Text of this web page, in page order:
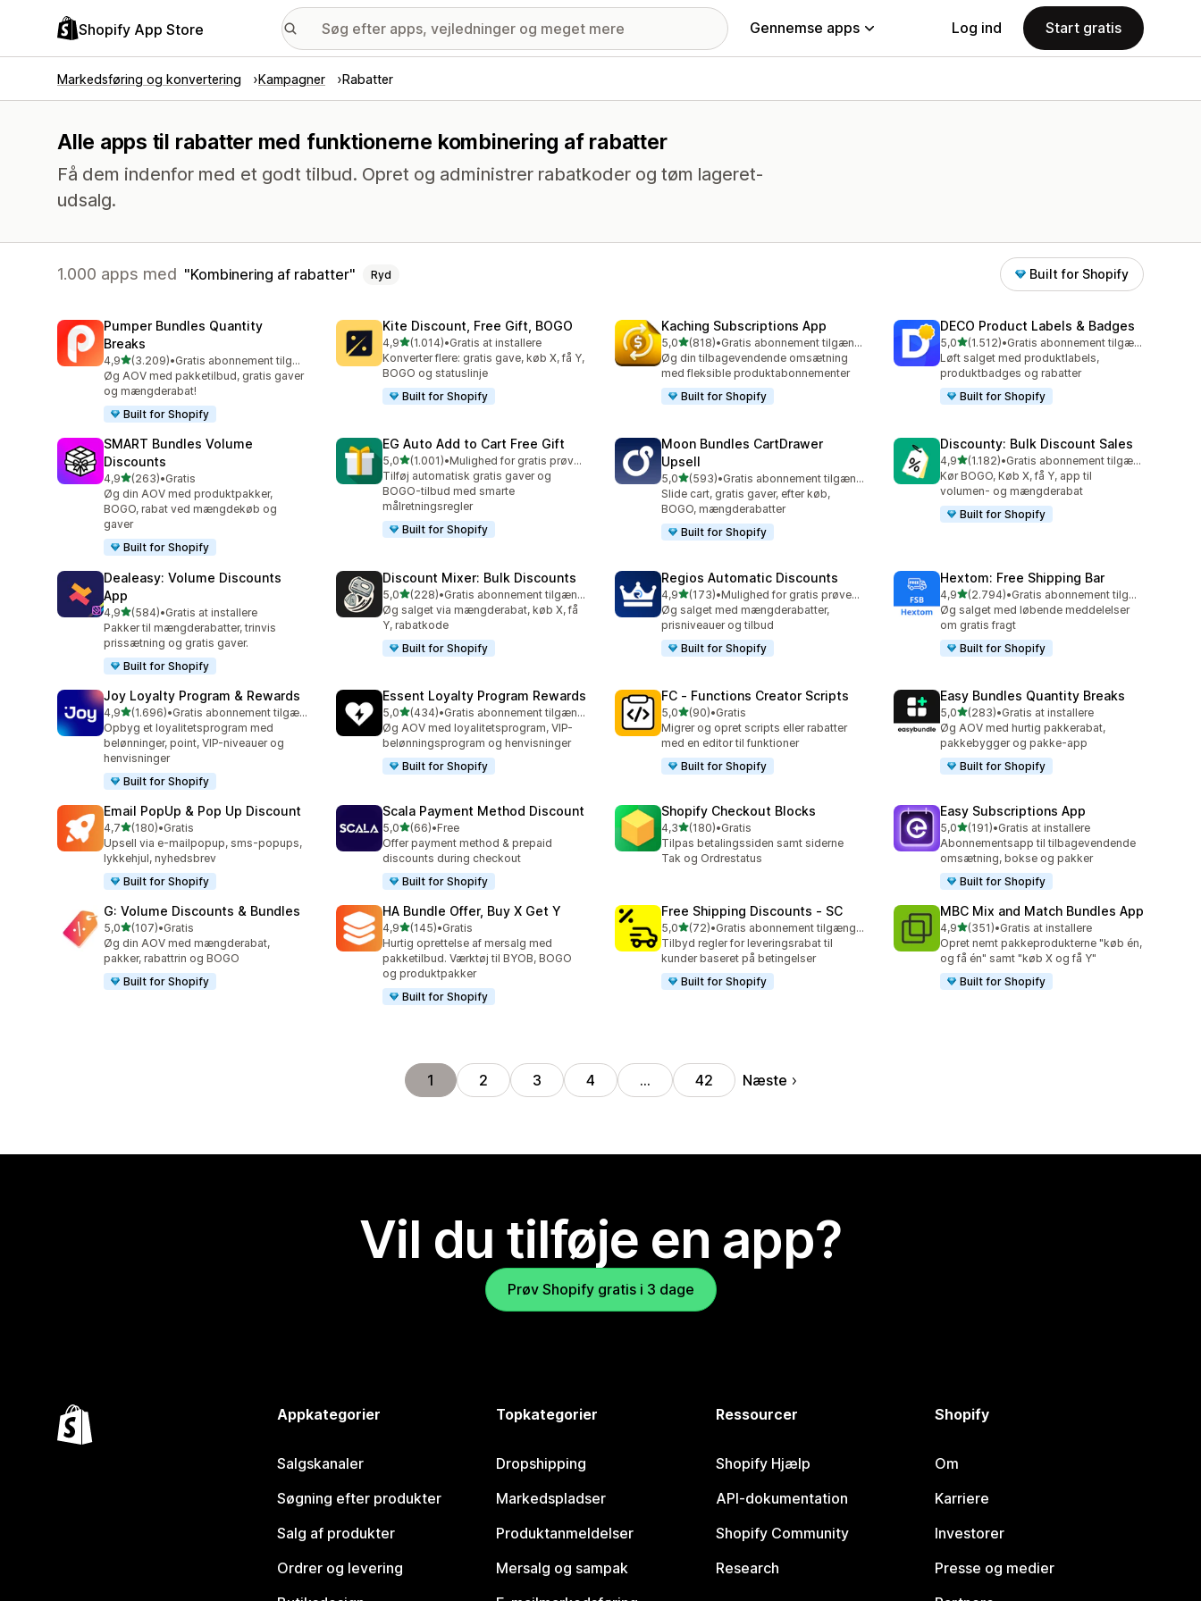
Shopify App Store Gennemse apps Log ind Start gratis
Markedsføring og konvertering Kampagner Rabatter
Alle apps til rabatter med funktionerne kombinering af rabatter
Få dem indenfor med et godt tilbud. Opret og administrer rabatkoder og tøm lageret-
udsalg.
1.000 apps med Kombinering af rabatter Ryd Built for Shopify
Pumper Bundles Quantity
Breaks
4,9ud af 5 stjerner
(3.209)
3209 anmeldelser i alt
•
Gratis abonnement tilgængeligt
Øg AOV med pakketilbud, gratis gaver
og mængderabat!
Built for Shopify
Kite Discount, Free Gift, BOGO
4,9ud af 5 stjerner
(1.014)
1014 anmeldelser i alt
•Gratis at installere
Konverter flere: gratis gave, køb X, få Y,
BOGO og statuslinje
Built for Shopify
Kaching Subscriptions App
5,0ud af 5 stjerner
(818)
818 anmeldelser i alt
•
Gratis abonnement tilgængeligt
Øg din tilbagevendende omsætning
med fleksible produktabonnementer
Built for Shopify
DECO Product Labels & Badges
5,0ud af 5 stjerner
(1.512)
1512 anmeldelser i alt
•
Gratis abonnement tilgængeligt
Løft salget med produktlabels,
produktbadges og rabatter
Built for Shopify
SMART Bundles Volume
Discounts
4,9ud af 5 stjerner
(263)
263 anmeldelser i alt
•Gratis
Øg din AOV med produktpakker,
BOGO, rabat ved mængdekøb og
gaver
Built for Shopify
EG Auto Add to Cart Free Gift
5,0ud af 5 stjerner
(1.001)
1001 anmeldelser i alt
•
Mulighed for gratis prøveperiode
Tilføj automatisk gratis gaver og
BOGO-tilbud med smarte
målretningsregler
Built for Shopify
Moon Bundles CartDrawer
Upsell
5,0ud af 5 stjerner
(593)
593 anmeldelser i alt
•
Gratis abonnement tilgængeligt
Slide cart, gratis gaver, efter køb,
BOGO, mængderabatter
Built for Shopify
Discounty: Bulk Discount Sales
4,9ud af 5 stjerner
(1.182)
1182 anmeldelser i alt
•
Gratis abonnement tilgængeligt
Kør BOGO, Køb X, få Y, app til
volumen- og mængderabat
Built for Shopify
Dealeasy: Volume Discounts
App
4,9ud af 5 stjerner
(584)
584 anmeldelser i alt
•Gratis at installere
Pakker til mængderabatter, trinvis
prissætning og gratis gaver.
Built for Shopify
Discount Mixer: Bulk Discounts
5,0ud af 5 stjerner
(228)
228 anmeldelser i alt
•
Gratis abonnement tilgængeligt
Øg salget via mængderabat, køb X, få
Y, rabatkode
Built for Shopify
Regios Automatic Discounts
4,9ud af 5 stjerner
(173)
173 anmeldelser i alt
•
Mulighed for gratis prøveperiode
Øg salget med mængderabatter,
prisniveauer og tilbud
Built for Shopify
Hextom: Free Shipping Bar
4,9ud af 5 stjerner
(2.794)
2794 anmeldelser i alt
•
Gratis abonnement tilgængeligt
Øg salget med løbende meddelelser
om gratis fragt
Built for Shopify
Joy Loyalty Program & Rewards
4,9ud af 5 stjerner
(1.696)
1696 anmeldelser i alt
•
Gratis abonnement tilgængeligt
Opbyg et loyalitetsprogram med
belønninger, point, VIP-niveauer og
henvisninger
Built for Shopify
Essent Loyalty Program Rewards
5,0ud af 5 stjerner
(434)
434 anmeldelser i alt
•
Gratis abonnement tilgængeligt
Øg AOV med loyalitetsprogram, VIP-
belønningsprogram og henvisninger
Built for Shopify
FC ‑ Functions Creator Scripts
5,0ud af 5 stjerner
(90)
90 anmeldelser i alt
•Gratis
Migrer og opret scripts eller rabatter
med en editor til funktioner
Built for Shopify
Easy Bundles Quantity Breaks
5,0ud af 5 stjerner
(283)
283 anmeldelser i alt
•Gratis at installere
Øg AOV med hurtig pakkerabat,
pakkebygger og pakke-app
Built for Shopify
Email PopUp & Pop Up Discount
4,7ud af 5 stjerner
(180)
180 anmeldelser i alt
•Gratis
Upsell via e-mailpopup, sms-popups,
lykkehjul, nyhedsbrev
Built for Shopify
Scala Payment Method Discount
5,0ud af 5 stjerner
(66)
66 anmeldelser i alt
•Free
Offer payment method & prepaid
discounts during checkout
Built for Shopify
Shopify Checkout Blocks
4,3ud af 5 stjerner
(180)
180 anmeldelser i alt
•Gratis
Tilpas betalingssiden samt siderne
Tak og Ordrestatus
Easy Subscriptions App
5,0ud af 5 stjerner
(191)
191 anmeldelser i alt
•Gratis at installere
Abonnementsapp til tilbagevendende
omsætning, bokse og pakker
Built for Shopify
G: Volume Discounts & Bundles
5,0ud af 5 stjerner
(107)
107 anmeldelser i alt
•Gratis
Øg din AOV med mængderabat,
pakker, rabattrin og BOGO
Built for Shopify
HA Bundle Offer, Buy X Get Y
4,9ud af 5 stjerner
(145)
145 anmeldelser i alt
•Gratis
Hurtig oprettelse af mersalg med
pakketilbud. Værktøj til BYOB, BOGO
og produktpakker
Built for Shopify
Free Shipping Discounts ‑ SC
5,0ud af 5 stjerner
(72)
72 anmeldelser i alt
•
Gratis abonnement tilgængeligt
Tilbyd regler for leveringsrabat til
kunder baseret på betingelser
Built for Shopify
MBC Mix and Match Bundles App
4,9ud af 5 stjerner
(351)
351 anmeldelser i alt
•Gratis at installere
Opret nemt pakkeprodukterne "køb én,
og få én" samt "køb X og få Y"
Built for Shopify
1 2 3 4 … 42 Næste
Vil du tilføje en app?
Prøv Shopify gratis i 3 dage
Appkategorier
Salgskanaler
Søgning efter produkter
Salg af produkter
Ordrer og levering
Topkategorier
Dropshipping
Markedspladser
Produktanmeldelser
Mersalg og sampak
Ressourcer
Shopify Hjælp
API-dokumentation
Shopify Community
Research
Shopify
Om
Karriere
Investorer
Presse og medier